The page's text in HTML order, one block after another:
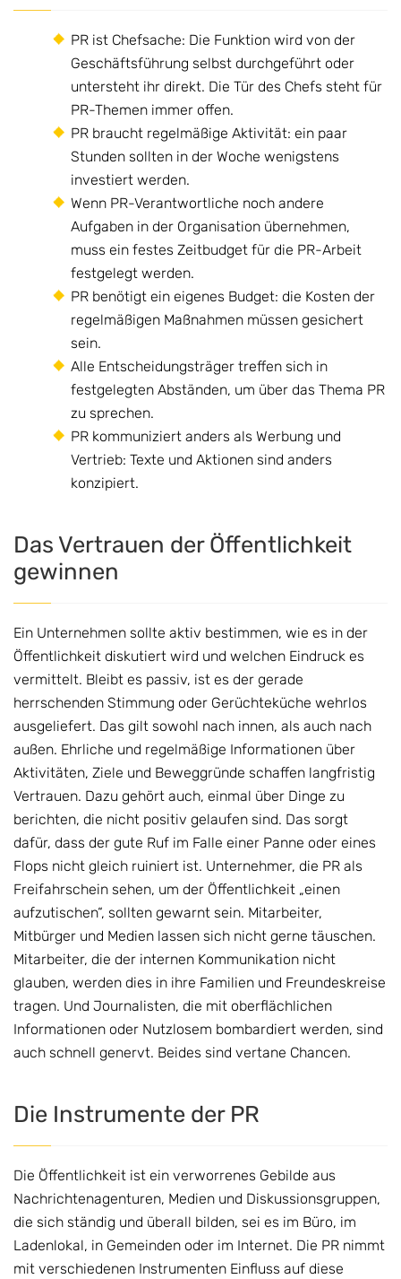
PR ist Chefsache: Die Funktion wird von der
Geschäftsführung selbst durchgeführt oder
untersteht ihr direkt. Die Tür des Chefs steht für
PR-Themen immer offen.
PR braucht regelmäßige Aktivität: ein paar
Stunden sollten in der Woche wenigstens
investiert werden.
Wenn PR-Verantwortliche noch andere
Aufgaben in der Organisation übernehmen,
muss ein festes Zeitbudget für die PR-Arbeit
festgelegt werden.
PR benötigt ein eigenes Budget: die Kosten der
regelmäßigen Maßnahmen müssen gesichert
sein.
Alle Entscheidungsträger treffen sich in
festgelegten Abständen, um über das Thema PR
zu sprechen.
PR kommuniziert anders als Werbung und
Vertrieb: Texte und Aktionen sind anders
konzipiert.
Das Vertrauen der Öffentlichkeit
gewinnen
Ein Unternehmen sollte aktiv bestimmen, wie es in der
Öffentlichkeit diskutiert wird und welchen Eindruck es
vermittelt. Bleibt es passiv, ist es der gerade
herrschenden Stimmung oder Gerüchteküche wehrlos
ausgeliefert. Das gilt sowohl nach innen, als auch nach
außen. Ehrliche und regelmäßige Informationen über
Aktivitäten, Ziele und Beweggründe schaffen langfristig
Vertrauen. Dazu gehört auch, einmal über Dinge zu
berichten, die nicht positiv gelaufen sind. Das sorgt
dafür, dass der gute Ruf im Falle einer Panne oder eines
Flops nicht gleich ruiniert ist. Unternehmer, die PR als
Freifahrschein sehen, um der Öffentlichkeit „einen
aufzutischen“, sollten gewarnt sein. Mitarbeiter,
Mitbürger und Medien lassen sich nicht gerne täuschen.
Mitarbeiter, die der internen Kommunikation nicht
glauben, werden dies in ihre Familien und Freundeskreise
tragen. Und Journalisten, die mit oberflächlichen
Informationen oder Nutzlosem bombardiert werden, sind
auch schnell genervt. Beides sind vertane Chancen.
Die Instrumente der PR
Die Öffentlichkeit ist ein verworrenes Gebilde aus
Nachrichtenagenturen, Medien und Diskussionsgruppen,
die sich ständig und überall bilden, sei es im Büro, im
Ladenlokal, in Gemeinden oder im Internet. Die PR nimmt
mit verschiedenen Instrumenten Einfluss auf diese